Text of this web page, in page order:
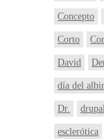
Concepto
Corto
David
día del
Dr.
esclerótica